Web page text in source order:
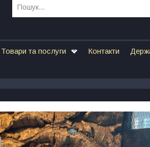
Товари та послуги Контакти